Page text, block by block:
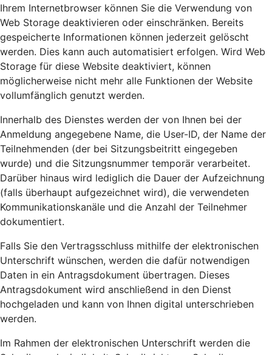
Ihrem Internetbrowser können Sie die Verwendung von
Web Storage deaktivieren oder einschränken. Bereits
gespeicherte Informationen können jederzeit gelöscht
werden. Dies kann auch automatisiert erfolgen. Wird Web
Storage für diese Website deaktiviert, können
möglicherweise nicht mehr alle Funktionen der Website
vollumfänglich genutzt werden.
Innerhalb des Dienstes werden der von Ihnen bei der
Anmeldung angegebene Name, die User-ID, der Name der
Teilnehmenden (der bei Sitzungsbeitritt eingegeben
wurde) und die Sitzungsnummer temporär verarbeitet.
Darüber hinaus wird lediglich die Dauer der Aufzeichnung
(falls überhaupt aufgezeichnet wird), die verwendeten
Kommunikationskanäle und die Anzahl der Teilnehmer
dokumentiert.
Falls Sie den Vertragsschluss mithilfe der elektronischen
Unterschrift wünschen, werden die dafür notwendigen
Daten in ein Antragsdokument übertragen. Dieses
Antragsdokument wird anschließend in den Dienst
hochgeladen und kann von Ihnen digital unterschrieben
werden.
Im Rahmen der elektronischen Unterschrift werden die